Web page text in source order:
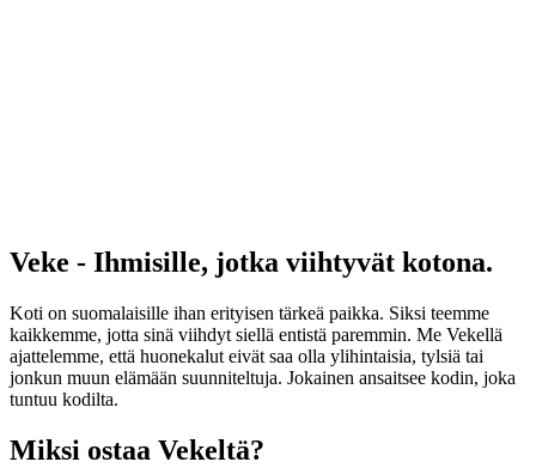
Veke - Ihmisille, jotka viihtyvät kotona.
Koti on suomalaisille ihan erityisen tärkeä paikka. Siksi teemme
kaikkemme, jotta sinä viihdyt siellä entistä paremmin. Me Vekellä
ajattelemme, että huonekalut eivät saa olla ylihintaisia, tylsiä tai
jonkun muun elämään suunniteltuja. Jokainen ansaitsee kodin, joka
tuntuu kodilta.
Miksi ostaa Vekeltä?